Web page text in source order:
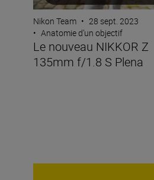
Nikon Team • 28 sept. 2023
• Anatomie d’un objectif
Le nouveau NIKKOR Z
135mm f/1.8 S Plena